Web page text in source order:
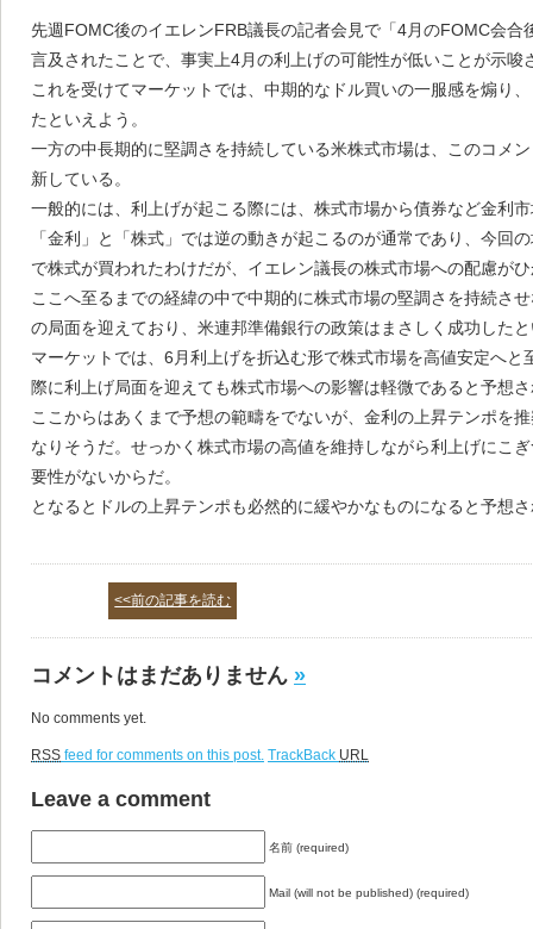
先週FOMC後のイエレンFRB議長の記者会見で「4月のFOMC会合
言及されたことで、事実上4月の利上げの可能性が低いことが示唆
これを受けてマーケットでは、中期的なドル買いの一服感を煽り
たといえよう。
一方の中長期的に堅調さを持続している米株式市場は、このコメ
新している。
一般的には、利上げが起こる際には、株式市場から債券など金利
「金利」と「株式」では逆の動きが起こるのが通常であり、今回
で株式が買われたわけだが、イエレン議長の株式市場への配慮が
ここへ至るまでの経緯の中で中期的に株式市場の堅調さを持続さ
の局面を迎えており、米連邦準備銀行の政策はまさしく成功した
マーケットでは、6月利上げを折込む形で株式市場を高値安定へ
際に利上げ局面を迎えても株式市場への影響は軽微であると予想
ここからはあくまで予想の範疇をでないが、金利の上昇テンポを
なりそうだ。せっかく株式市場の高値を維持しながら利上げにこ
要性がないからだ。
となるとドルの上昇テンポも必然的に緩やかなものになると予想
<<前の記事を読む
コメントはまだありません »
No comments yet.
RSS feed for comments on this post. TrackBack URL
Leave a comment
名前 (required)
Mail (will not be published) (required)